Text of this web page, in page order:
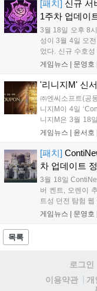
[패치] 신규 서
1주차 업데이
3월 18일 오후 8
성이 3월 4일 오
었다. 신규 수호
트 사전예약 연계
게임뉴스 | 문영호
'리니지M' 신
㈜엔씨소프트(공
니지M이 4일
니지M은 3월 18
서버 ‘켄트’와 ‘
게임뉴스 | 윤서호
[패치]
차 업데이트
3월 18일
버 켄트, 오렌이
트성 던전 탐험
전예약 시 다양한
게임뉴스 | 문영호
목록
로그인
이용약관
개